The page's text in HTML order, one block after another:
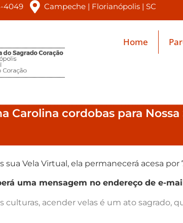
4049 Campeche | Florianópolis | SC
Home
Carolina cordobas para
sua Vela Virtual, ela permanecerá acesa por
uma mensagem no endereço de e-
culturas, acender velas é um ato sagrado,